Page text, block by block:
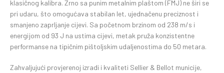
klasičnog kalibra. Zrno sa punim metalnim plaštom (FMJ) ne širi se
pri udaru, što omogućava stabilan let, ujednačenu preciznost i
smanjeno zaprljanje cijevi. Sa početnom brzinom od 238 m/s i
energijom od 93 J na ustima cijevi, metak pruža konzistentne
performanse na tipičnim pištoljskim udaljenostima do 50 metara.
Zahvaljujući provjerenoj izradi i kvaliteti Sellier & Bellot municije,